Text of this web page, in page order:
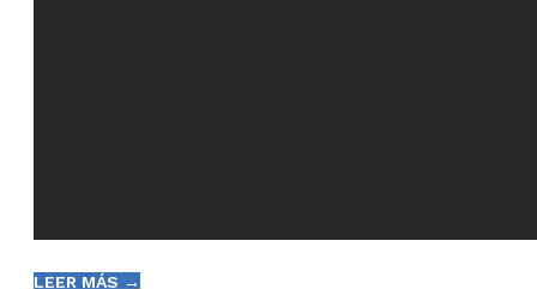
LEER MÁS →